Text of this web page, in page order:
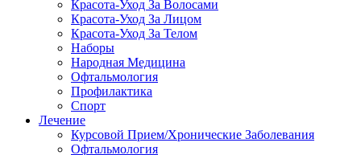
Красота-Уход За Волосами
Красота-Уход За Лицом
Красота-Уход За Телом
Наборы
Народная Медицина
Офтальмология
Профилактика
Спорт
Лечение
Курсовой Прием/Хронические Заболевания
Офтальмология